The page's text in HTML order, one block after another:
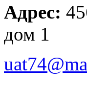
Адрес:
дом 1